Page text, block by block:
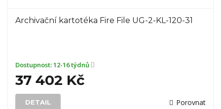
Archivační kartotéka Fire File UG-2-KL-120-31
Dostupnost:12-16 týdnů
37 402 Kč
DETAIL Porovnat